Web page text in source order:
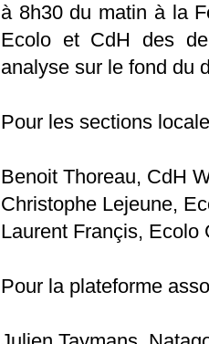
à 8h30 du matin à la
Ecolo et CdH des
analyse sur le fond du
Pour les sections
Benoit Thoreau, CdH
Christophe Lejeune,
Laurent Françis, Ecolo
Pour la plateforme